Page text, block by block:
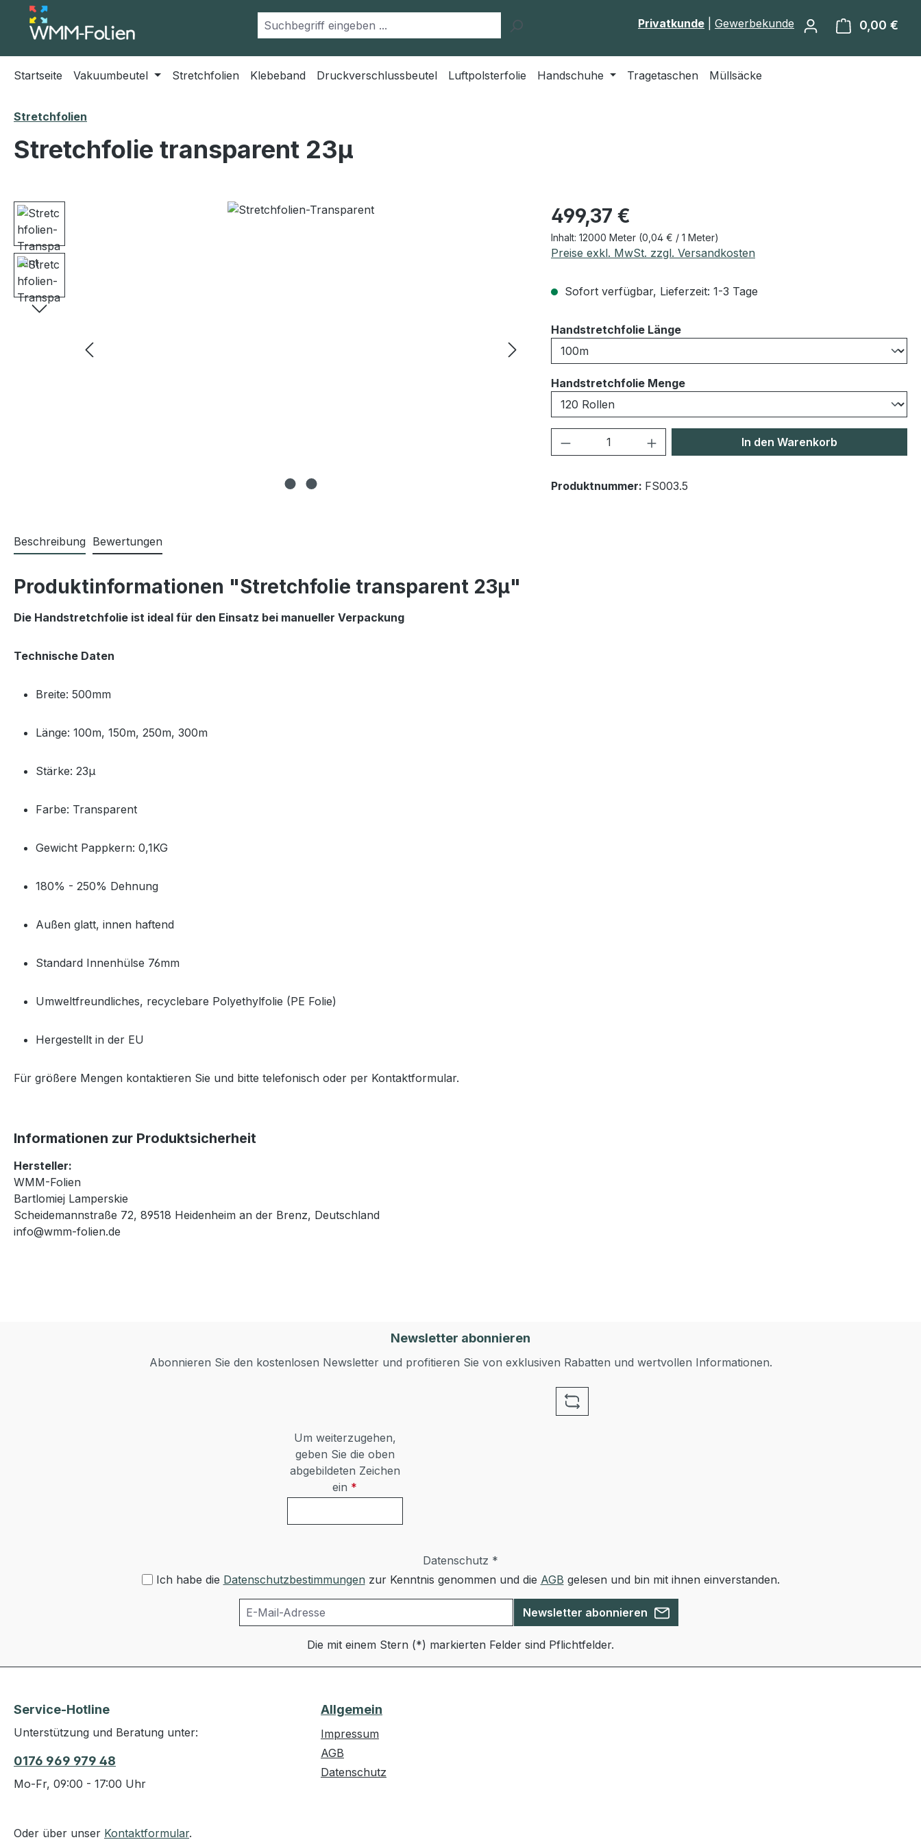
Hauptinhalt springen
Zur Suche springen
Zur Hauptnavigation springen
Privatkunde Gewerbekunde 0,00 €
Startseite Vakuumbeutel Stretchfolien Klebeband Druckverschlussbeutel Luftpolsterfolie Handschuhe Tragetaschen Müllsäcke
Stretchfolien
Stretchfolie transparent 23μ
Bildergalerie überspringen Regulärer Preis:
499,37 €
Inhalt: 12000 Meter (0,04 € / 1 Meter)
Preise exkl. MwSt. zzgl. Versandkosten
Sofort verfügbar, Lieferzeit: 1-3 Tage
Handstretchfolie Längeauswählen
Handstretchfolie Mengeauswählen
Produkt Anzahl: Gib den gewünschten Wert
In den Warenkorb
Produktnummer: FS003.5
Beschreibung Bewertungen
Produktinformationen "Stretchfolie transparent 23μ"
Die Handstretchfolie ist ideal für den Einsatz bei manueller Verpackung
Technische Daten
Breite: 500mm
Länge: 100m, 150m, 250m, 300m
Stärke: 23µ
Farbe: Transparent
Gewicht Pappkern: 0,1KG
180% - 250% Dehnung
Außen glatt, innen haftend
Standard Innenhülse 76mm
Umweltfreundliches, recyclebare Polyethylfolie (PE Folie)
Hergestellt in der EU
Für größere Mengen kontaktieren Sie und bitte telefonisch oder per Kontaktformular.
Informationen zur Produktsicherheit
Hersteller:
WMM-Folien
Bartlomiej Lamperskie
Scheidemannstraße 72, 89518 Heidenheim an der Brenz, Deutschland
info@wmm-folien.de
Newsletter abonnieren
Abonnieren Sie den kostenlosen Newsletter und profitieren Sie von exklusiven Rabatten und wertvollen Informationen.
Um weiterzugehen,
geben Sie die oben
abgebildeten Zeichen
ein *
Datenschutz *
Ich habe die Datenschutzbestimmungen zur Kenntnis genommen und die AGB gelesen und bin mit ihnen einverstanden.
Newsletter abonnieren
Die mit einem Stern (*) markierten Felder sind Pflichtfelder.
Service-Hotline
Unterstützung und Beratung unter:
0176 969 979 48
Mo-Fr, 09:00 - 17:00 Uhr
Oder über unser Kontaktformular.
Allgemein
Impressum
AGB
Datenschutz